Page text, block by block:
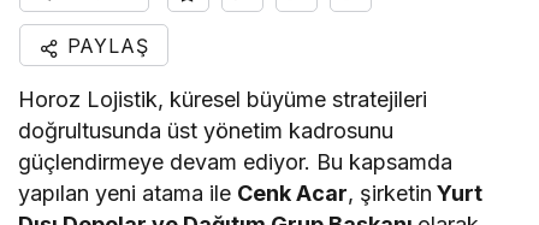
PAYLAŞ
Horoz Lojistik, küresel büyüme stratejileri
doğrultusunda üst yönetim kadrosunu
güçlendirmeye devam ediyor. Bu kapsamda
yapılan yeni atama ile Cenk Acar, şirketin Yurt